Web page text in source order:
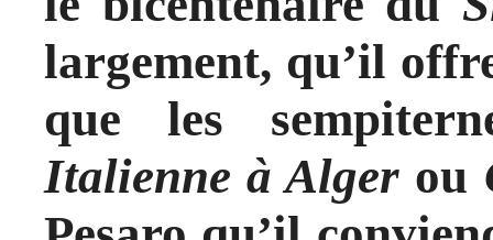
largement, qu’il
que les
Italienne à Alger ou